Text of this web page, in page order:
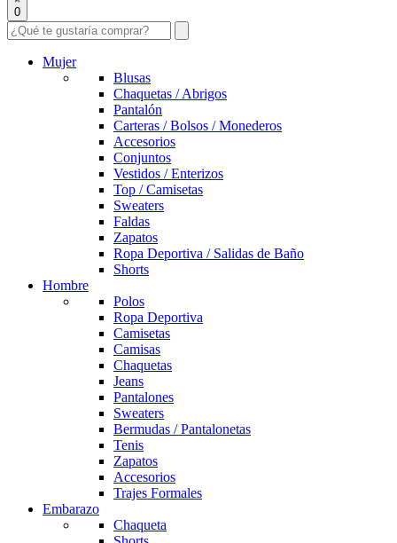
0
Mujer
Blusas
Chaquetas / Abrigos
Pantalón
Carteras / Bolsos / Monederos
Accesorios
Conjuntos
Vestidos / Enterizos
Top / Camisetas
Sweaters
Faldas
Zapatos
Ropa Deportiva / Salidas de Baño
Shorts
Hombre
Polos
Ropa Deportiva
Camisetas
Camisas
Chaquetas
Jeans
Pantalones
Sweaters
Bermudas / Pantalonetas
Tenis
Zapatos
Accesorios
Trajes Formales
Embarazo
Chaqueta